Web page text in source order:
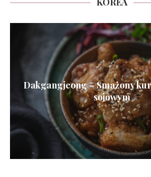
Dakgangjeong – Smażony
sojowym